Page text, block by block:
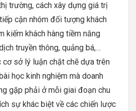
trường, cách xây dựng giá trị
cận nhóm đối tượng khách
kiếm khách hàng tiềm năng
truyền thông, quảng bá,…
cơ sở lý luận chặt chẽ dựa trên
học kinh nghiệm mà doanh
gặp phải ở mỗi giai đoạn chu
sự khác biệt về các chiến lược